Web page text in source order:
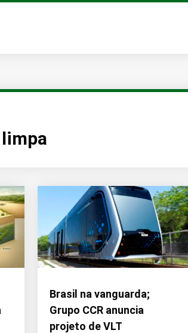
Brasil na vanguarda;
Grupo CCR anuncia
projeto de VLT